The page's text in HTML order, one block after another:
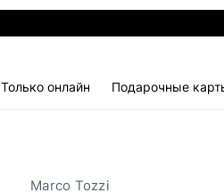
Только онлайн Подарочные
Marco Tozzi